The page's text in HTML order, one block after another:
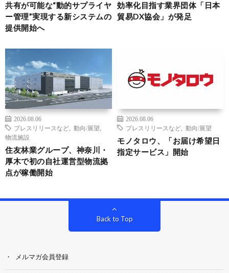
共有が可能な“動的サプライヤ
ー管理”実現する新システムの
提供開始へ
効率化目指す業界団体「日本
貿易DX協会」が発足
2026.08.06
プレスリリースなど
動向/展望
物流施設
住友林業グループ、神奈川・
厚木で初の自社運営型物流拠
点が稼働開始
2026.08.06
プレスリリースなど
動向/展望
モノタロウ、「お届け希望日
指定サービス」開始
Back to Top
メルマガ会員登録